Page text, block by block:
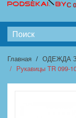
С
Главная ОДЕЖДА
Рукавицы TR 099-